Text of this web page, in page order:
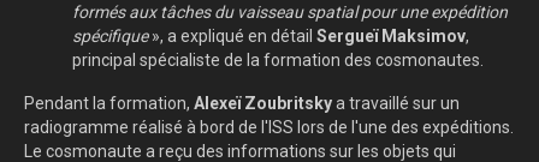
formés aux tâches du vaisseau spatial pour une expédition
spécifique», a expliqué en détail Sergueï Maksimov,
principal spécialiste de la formation des cosmonautes.
Pendant la formation, Alexeï Zoubritskya travaillé sur un
radiogramme réalisé à bord de l'ISS lors de l'une des expéditions.
Le cosmonaute a reçu des informations sur les objets qui